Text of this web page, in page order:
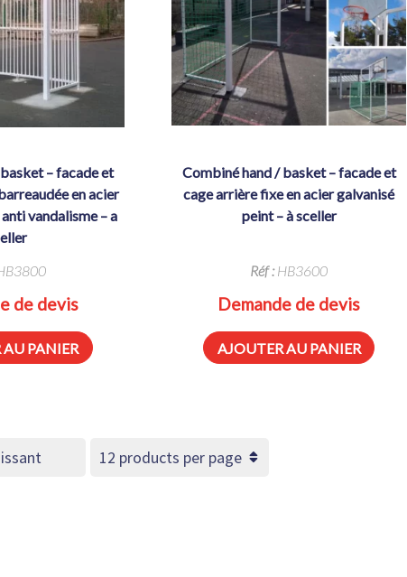
en acier
vandalisme – a
de devis
PANIER
combiné hand / basket – facade et
cage arrière fixe en acier galvanisé
peint – à sceller
Réf :HB3600
Demande de devis
AJOUTER AU PANIER